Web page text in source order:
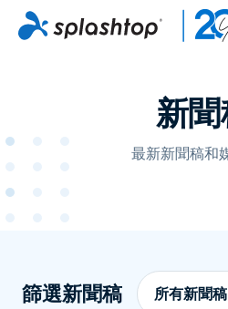
新
最新新聞稿和
篩選新聞稿 所有新聞稿